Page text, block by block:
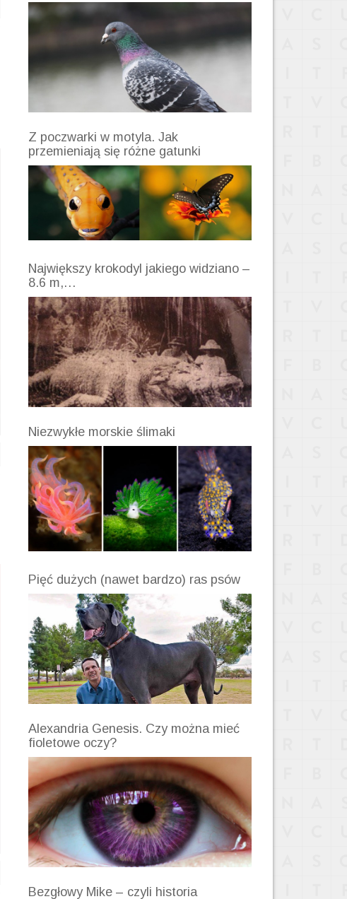
Z poczwarki w motyla. Jak
przemieniają się różne gatunki
Największy krokodyl jakiego widziano –
8.6 m,…
Niezwykłe morskie ślimaki
Pięć dużych (nawet bardzo) ras psów
Alexandria Genesis. Czy można mieć
fioletowe oczy?
Bezgłowy Mike – czyli historia